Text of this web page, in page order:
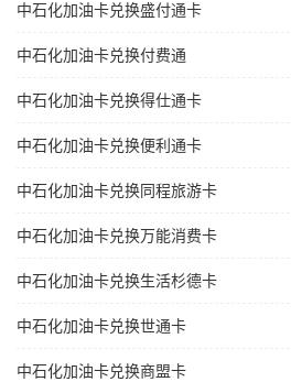
中石化加油卡兑换盛付通卡
中石化加油卡兑换付费通
中石化加油卡兑换得仕通卡
中石化加油卡兑换便利通卡
中石化加油卡兑换同程旅游卡
中石化加油卡兑换万能消费卡
中石化加油卡兑换生活杉德卡
中石化加油卡兑换世通卡
中石化加油卡兑换商盟卡